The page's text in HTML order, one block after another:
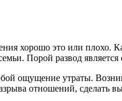
хорошо это или
Порой развод
ощущение утраты.
отношений, сделать